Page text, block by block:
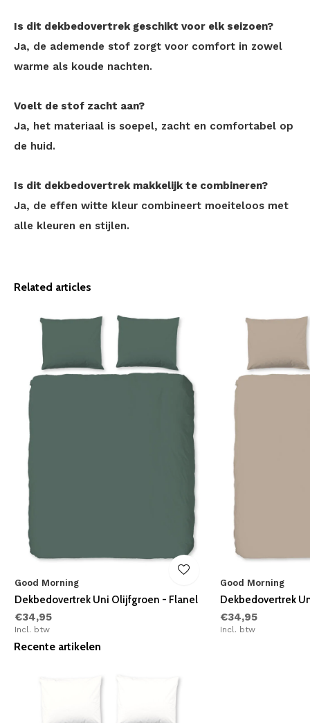
Is dit dekbedovertrek geschikt voor elk seizoen?
Ja, de ademende stof zorgt voor comfort in zowel
warme als koude nachten.
Voelt de stof zacht aan?
Ja, het materiaal is soepel, zacht en comfortabel op
de huid.
Is dit dekbedovertrek makkelijk te combineren?
Ja, de effen witte kleur combineert moeiteloos met
alle kleuren en stijlen.
Related articles
Good Morning
Dekbedovertrek Uni Olijfgroen - Flanel
€34,95
Incl. btw
Good Morning
Dekbedovertrek
€34,95
Incl. btw
Recente artikelen